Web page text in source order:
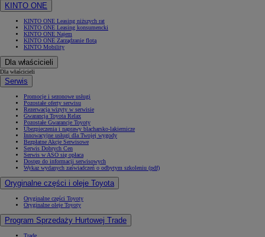
KINTO ONE
KINTO ONE Leasing niższych rat
KINTO ONE Leasing konsumencki
KINTO ONE Najem
KINTO ONE Zarządzanie flotą
KINTO Mobility
Dla właścicieli
Dla właścicieli
Serwis
Promocje i sezonowe usługi
Pozostałe oferty serwisu
Rezerwacja wizyty w serwisie
Gwarancja Toyota Relax
Pozostałe Gwarancje Toyoty
Ubezpieczenia i naprawy blacharsko-lakiernicze
Innowacyjne usługi dla Twojej wygody
Bezpłatne Akcje Serwisowe
Serwis Dobrych Cen
Serwis w ASO się opłaca
Dostęp do informacji serwisowych
Wykaz wydanych zaświadczeń o odbytym szkoleniu (pdf)
Oryginalne części i oleje Toyota
Oryginalne części Toyoty
Oryginalne oleje Toyoty
Program Sprzedaży Hurtowej Trade
Trade